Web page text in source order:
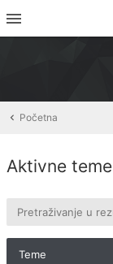
Početna
Aktivne teme
Teme